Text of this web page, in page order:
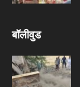
बॉलीवुड